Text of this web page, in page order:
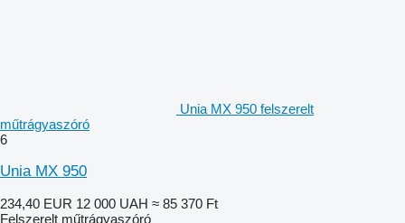
Unia MX 950 felszerelt
műtrágyaszóró
6
Unia MX 950
234,40 EUR 12 000 UAH ≈ 85 370 Ft
Felszerelt műtrágyaszóró